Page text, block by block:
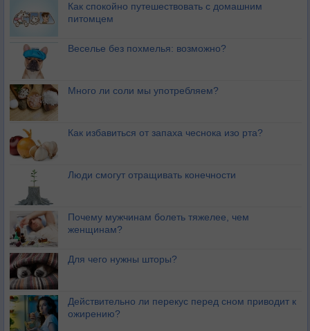
Как спокойно путешествовать с домашним
питомцем
Веселье без похмелья: возможно?
Много ли соли мы употребляем?
Как избавиться от запаха чеснока изо рта?
Люди смогут отращивать конечности
Почему мужчинам болеть тяжелее, чем
женщинам?
Для чего нужны шторы?
Действительно ли перекус перед сном приводит к
ожирению?